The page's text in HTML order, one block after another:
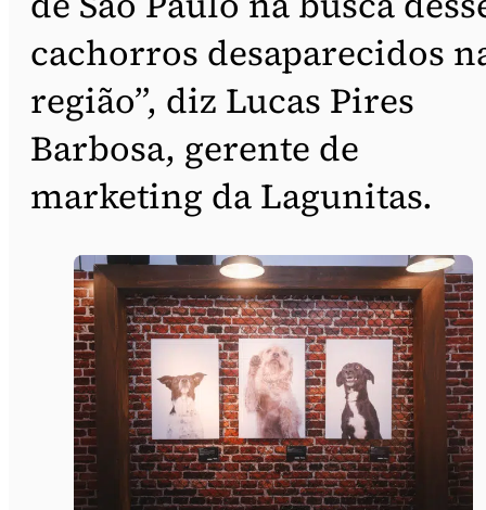
cachorros desaparecidos
região”, diz Lucas Pires
Barbosa, gerente de
marketing da Lagunitas.